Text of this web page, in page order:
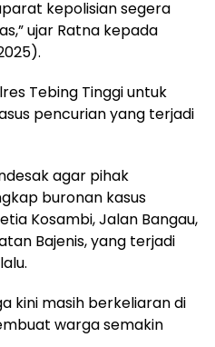
kepolisian segera
ujar Ratna kepada
Tebing Tinggi untuk
pencurian yang terjadi
agar pihak
buronan kasus
Kosambi, Jalan Bangau,
Bajenis, yang terjadi
kini masih berkeliaran di
warga semakin